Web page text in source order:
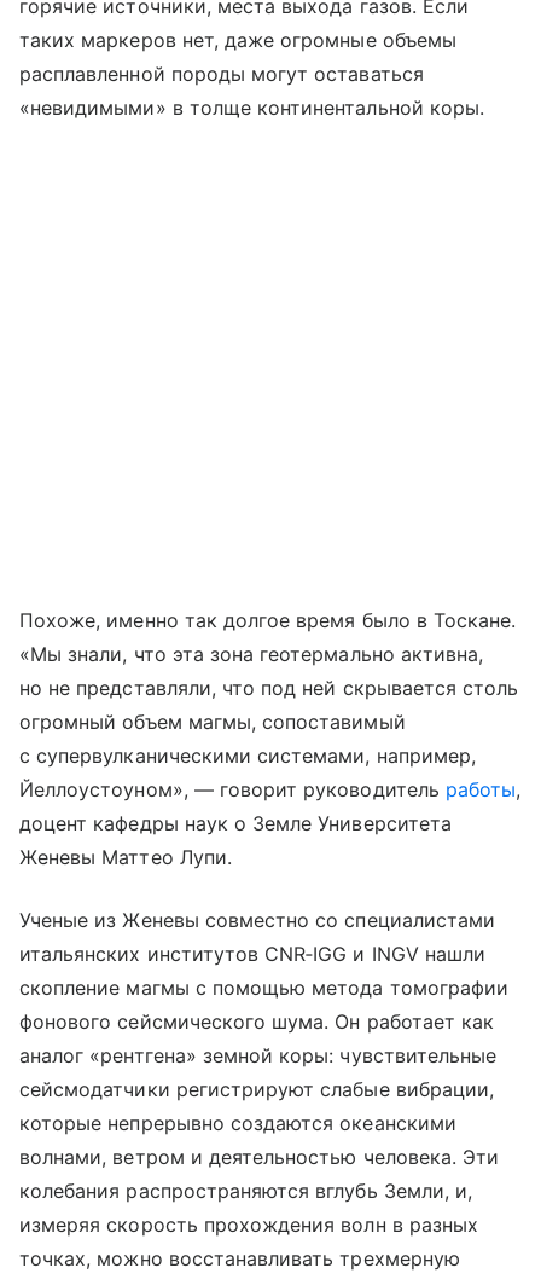
горячие источники, места выхода газов. Если
таких маркеров нет, даже огромные объемы
расплавленной породы могут оставаться
«невидимыми» в толще континентальной коры.
Похоже, именно так долгое время было в Тоскане.
«Мы знали, что эта зона геотермально активна,
но не представляли, что под ней скрывается столь
огромный объем магмы, сопоставимый
с супервулканическими системами, например,
Йеллоустоуном», — говорит руководитель работы,
доцент кафедры наук о Земле Университета
Женевы Маттео Лупи.
Ученые из Женевы совместно со специалистами
итальянских институтов CNR‑IGG и INGV нашли
скопление магмы с помощью метода томографии
фонового сейсмического шума. Он работает как
аналог «рентгена» земной коры: чувствительные
сейсмодатчики регистрируют слабые вибрации,
которые непрерывно создаются океанскими
волнами, ветром и деятельностью человека. Эти
колебания распространяются вглубь Земли, и,
измеряя скорость прохождения волн в разных
точках, можно восстанавливать трехмерную